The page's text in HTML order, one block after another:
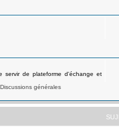
servir de plateforme d'échange et
Discussions générales